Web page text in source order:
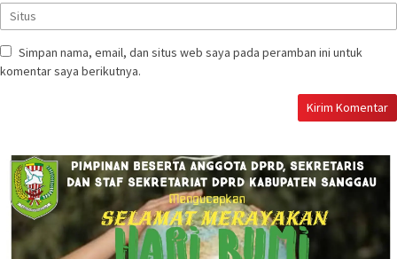
Simpan nama, email, dan situs web saya pada peramban ini untuk
komentar saya berikutnya.